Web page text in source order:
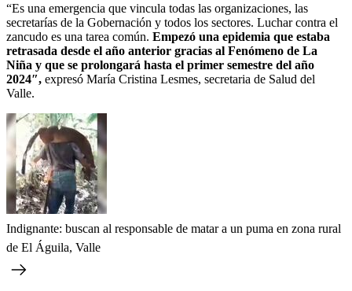
“Es una emergencia que vincula todas las organizaciones, las
secretarías de la Gobernación y todos los sectores. Luchar contra el
zancudo es una tarea común. Empezó una epidemia que estaba
retrasada desde el año anterior gracias al Fenómeno de La
Niña y que se prolongará hasta el primer semestre del año
2024″, expresó María Cristina Lesmes, secretaria de Salud del
Valle.
Indignante: buscan al responsable de matar a un puma en zona rural
de El Águila, Valle